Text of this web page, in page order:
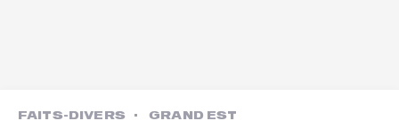
FAITS-DIVERS GRAND EST